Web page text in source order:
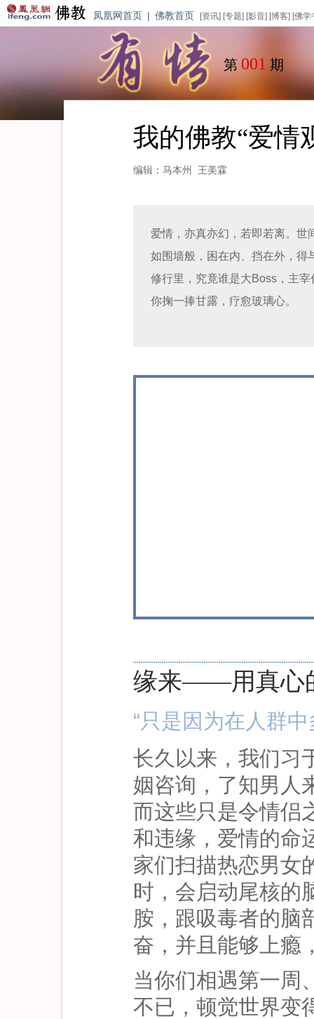
凤凰网首页 | 佛教首页 [资讯] [专题] [影音] [博客] [佛学
第 001 期
我的佛教“爱情
编辑：马本州 王美霖
爱情，亦真亦幻，若即若离。世
如围墙般，困在内、挡在外，得
修行里，究竟谁是大Boss，主
你掬一捧甘露，疗愈玻璃心。
缘来——用真心
“只是因为在人群
长久以来，我们习
姻咨询，了知男人
而这些只是令情侣
和违缘，爱情的命
家们扫描热恋男女
时，会启动尾核的
胺，跟吸毒者的脑
奋，并且能够上瘾
当你们相遇第一周
不已，顿觉世界变